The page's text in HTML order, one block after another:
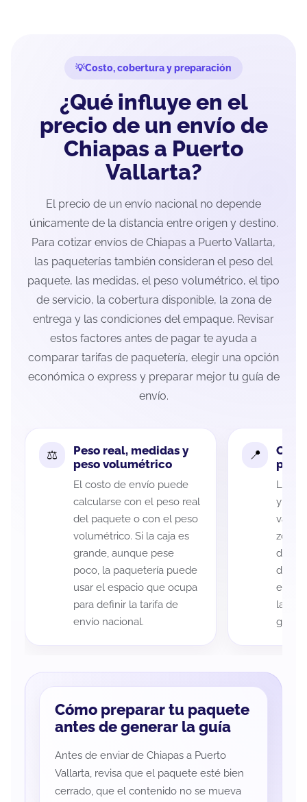
Costo, cobertura y preparación
¿Qué influye en el
precio de un envío de
Chiapas a Puerto
Vallarta?
El precio de un envío nacional no depende
únicamente de la distancia entre origen y destino.
Para cotizar envíos de Chiapas a Puerto Vallarta,
las paqueterías también consideran el peso del
paquete, las medidas, el peso volumétrico, el tipo
de servicio, la cobertura disponible, la zona de
entrega y las condiciones del empaque. Revisar
estos factores antes de pagar te ayuda a
comparar tarifas de paquetería, elegir una opción
económica o express y preparar mejor tu guía de
envío.
Peso real, medidas y
peso volumétrico
El costo de envío puede
calcularse con el peso real
del paquete o con el peso
volumétrico. Si la caja es
grande, aunque pese
poco, la paquetería puede
usar el espacio que ocupa
para definir la tarifa de
envío nacional.
La
y
variar
zona
de
de
eso
la
guía
Cómo preparar tu paquete
antes de generar la guía
Antes de enviar de Chiapas a Puerto
Vallarta, revisa que el paquete esté bien
cerrado, que el contenido no se mueva